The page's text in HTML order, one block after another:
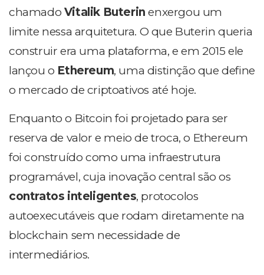
chamado Vitalik Buterin enxergou um
limite nessa arquitetura. O que Buterin queria
construir era uma plataforma, e em 2015 ele
lançou o Ethereum, uma distinção que define
o mercado de criptoativos até hoje.
Enquanto o Bitcoin foi projetado para ser
reserva de valor e meio de troca, o Ethereum
foi construído como uma infraestrutura
programável, cuja inovação central são os
contratos inteligentes, protocolos
autoexecutáveis que rodam diretamente na
blockchain sem necessidade de
intermediários.